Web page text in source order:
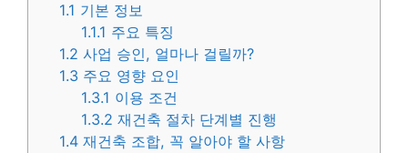
1.1 기본 정보
1.1.1 주요 특징
1.2 사업 승인, 얼마나 걸릴까?
1.3 주요 영향 요인
1.3.1 이용 조건
1.3.2 재건축 절차 단계별 진행
1.4 재건축 조합, 꼭 알아야 할 사항